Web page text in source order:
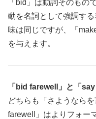
「bid」は動詞そのもの
動を名詞として強調す
味は同じですが、「
を与えます。
「bid farewell」と「
どちらも「さようなら
farewell」はよりフォー